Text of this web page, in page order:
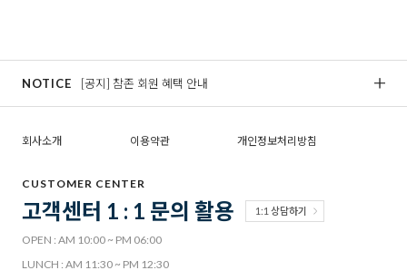
NOTICE [공지] 참존 회원 혜택 안내
회사소개 이용약관 개인정보처리방침
CUSTOMER CENTER
고객센터 1 : 1 문의 활용 1:1 상담하기
OPEN : AM 10:00 ~ PM 06:00
LUNCH : AM 11:30 ~ PM 12:30